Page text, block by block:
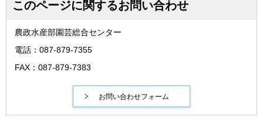
このページに関するお問い合わせ
農政水産部園芸総合センター
電話：087-879-7355
FAX：087-879-7383